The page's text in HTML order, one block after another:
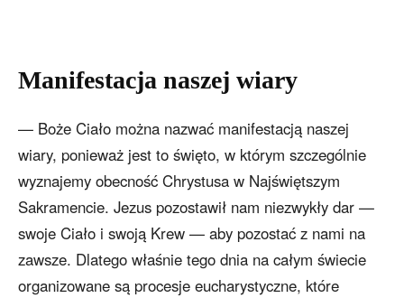
Manifestacja naszej wiary
— Boże Ciało można nazwać manifestacją naszej
wiary, ponieważ jest to święto, w którym szczególnie
wyznajemy obecność Chrystusa w Najświętszym
Sakramencie. Jezus pozostawił nam niezwykły dar —
swoje Ciało i swoją Krew — aby pozostać z nami na
zawsze. Dlatego właśnie tego dnia na całym świecie
organizowane są procesje eucharystyczne, które